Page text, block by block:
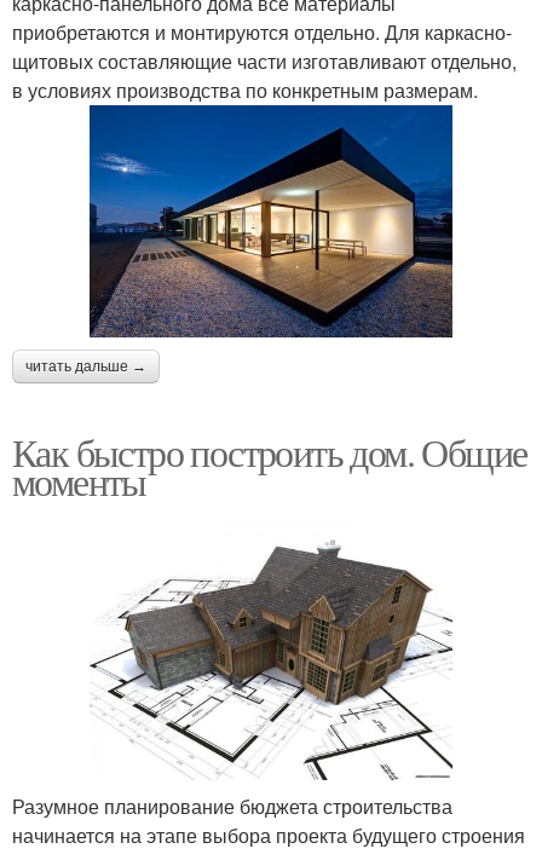
приобретаются и монтируются отдельно. Для каркасно-
щитовых составляющие части изготавливают отдельно,
в условиях производства по конкретным размерам.
читать дальше →
Как быстро построить дом. Общие
моменты
Разумное планирование бюджета строительства
начинается на этапе выбора проекта будущего строения